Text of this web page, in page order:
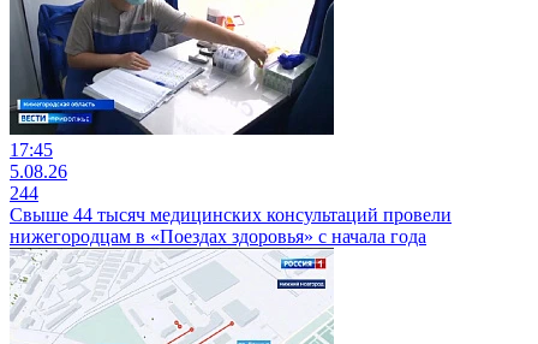
17:45
5.08.26
244
Свыше 44 тысяч медицинских консультаций провели
нижегородцам в «Поездах здоровья» с начала года